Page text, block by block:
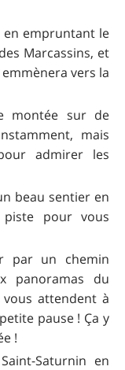
en empruntant le
Marcassins, et
vers la
montée sur de
mais
admirer les
beau sentier en
pour vous
par un chemin
panoramas du
attendent à
pause ! Ça y
!
Saturnin en